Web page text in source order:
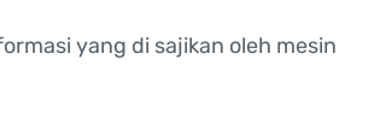
yang di sajikan oleh mesin